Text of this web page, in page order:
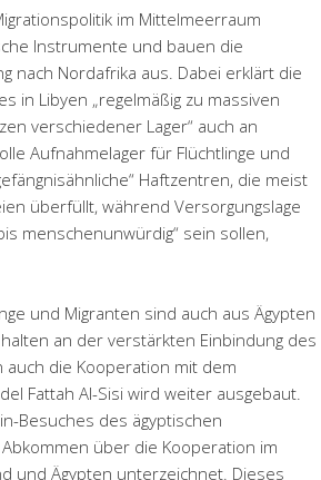
im Mittelmeerraum
Instrumente und bauen die
nach Nordafrika aus. Dabei erklärt die
in Libyen „regelmäßig zu massiven
verschiedener Lager“ auch an
Aufnahmelager für Flüchtlinge und
Haftzentren, die meist
überfüllt, während Versorgungslage
menschenunwürdig“ sein sollen,
und Migranten sind auch aus Ägypten
an der verstärkten Einbindung des
auch die Kooperation mit dem
Fattah Al-Sisi wird weiter ausgebaut.
Besuches des ägyptischen
über die Kooperation im
und Ägypten unterzeichnet. Dieses